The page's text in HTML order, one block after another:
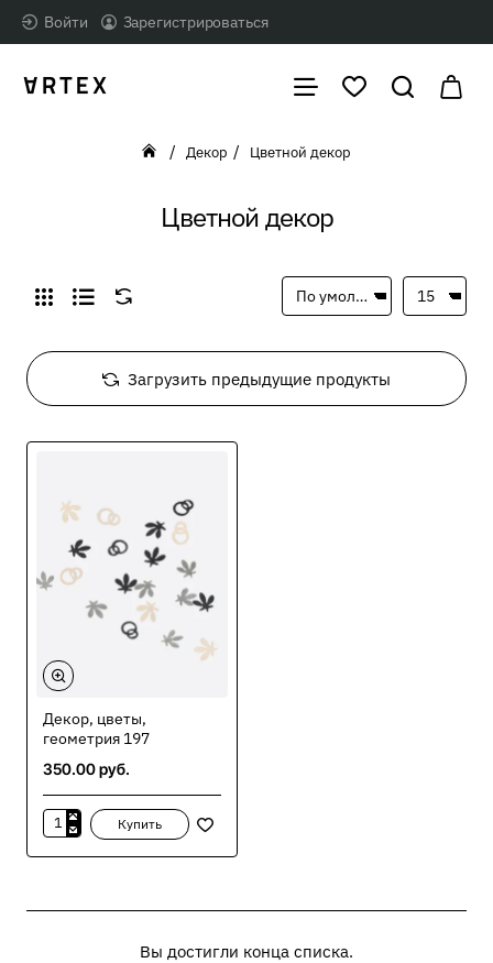
Войти Зарегистрироваться
Цветной декор
home
Декор Цветной декор
Загрузить предыдущие продукты
Декор, цветы,
геометрия 197
350.00 руб.
Декор,
цветы,
Купить
Вы достигли конца списка.